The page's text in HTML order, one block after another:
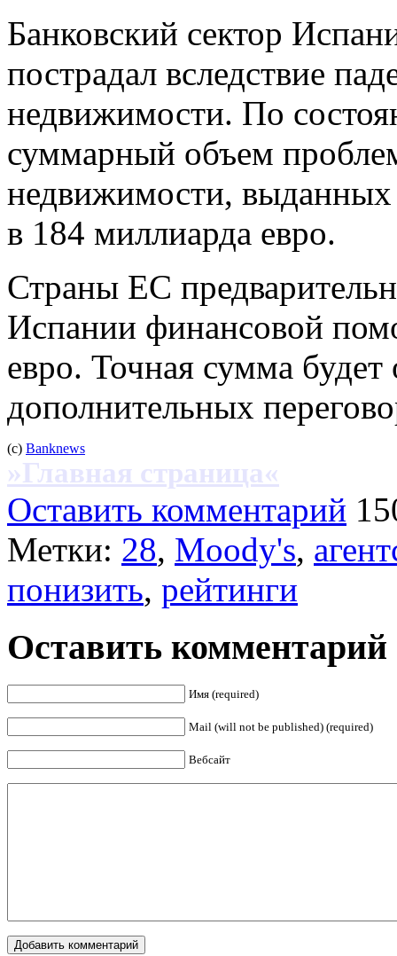
Банковский сектор
пострадал вследствие
недвижимости. По
суммарный объем
недвижимости,
в 184 миллиарда евро.
Страны ЕС
Испании финансовой
евро. Точная сумма будет
дополнительных
(c) Banknews
»Главная страница«
Оставить комментарий
Метки: 28, Moody's,
понизить, рейтинги
Оставить комментарий
Имя (required)
Mail (will not be published) (required)
Вебсайт